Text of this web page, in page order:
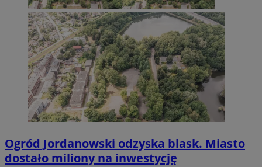
Ogród Jordanowski odzyska blask. Miasto
dostało miliony na inwestycję